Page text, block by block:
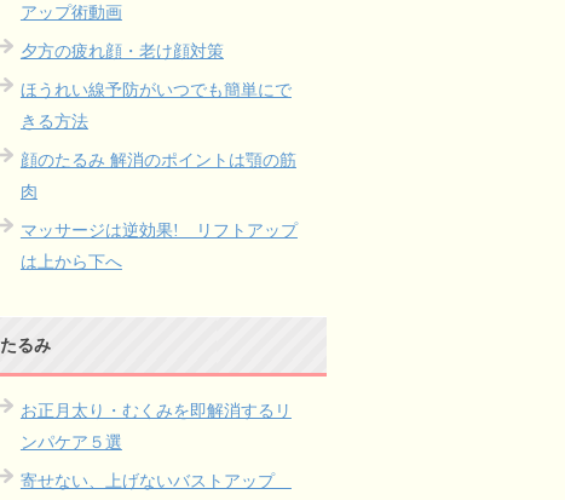
アップ術動画
夕方の疲れ顔・老け顔対策
ほうれい線予防がいつでも簡単にで
きる方法
顔のたるみ 解消のポイントは顎の筋
肉
マッサージは逆効果! リフトアップ
は上から下へ
たるみ
お正月太り・むくみを即解消するリ
ンパケア５選
寄せない、上げないバストアップ